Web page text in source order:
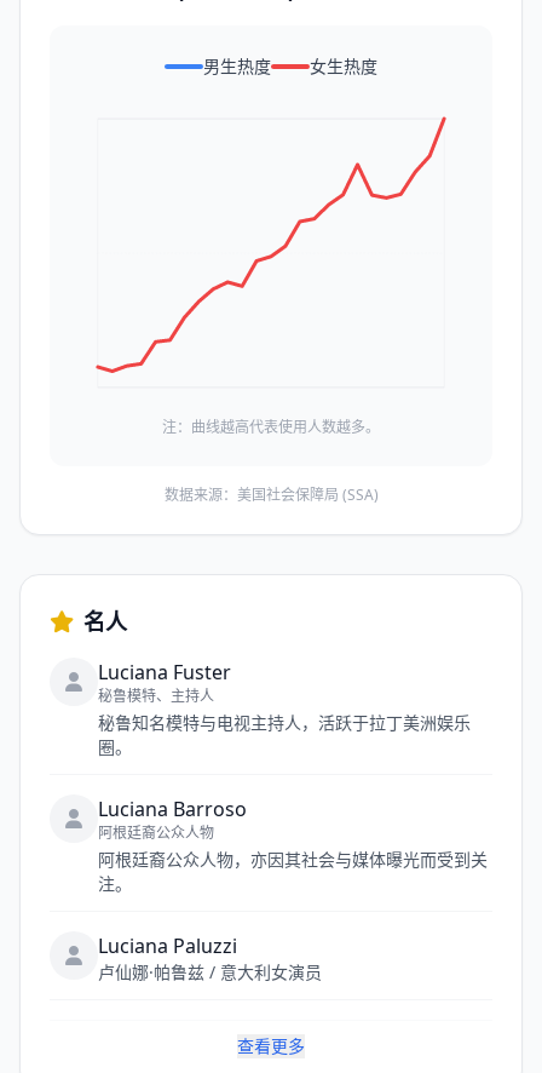
男生热度 女生热度
注：曲线越高代表使用人数越多。
数据来源：美国社会保障局 (SSA)
名人
Luciana Fuster
秘鲁模特、主持人
秘鲁知名模特与电视主持人，活跃于拉丁美洲娱乐
圈。
Luciana Barroso
阿根廷裔公众人物
阿根廷裔公众人物，亦因其社会与媒体曝光而受到关
注。
Luciana Paluzzi
卢仙娜·帕鲁兹 / 意大利女演员
查看更多